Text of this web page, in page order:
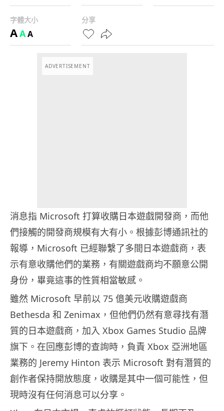
字體大小
AAA
分享
ADVERTISEMENT
消息指 Microsoft 打算收購日本遊戲開發商，而他
們接觸的開發商規模有大有小。根據彭博通訊社的
報導，Microsoft 已經聯繫了多間日本遊戲商，表
示有意收購他們的業務，有關遊戲商均不願意公開
身份，畢竟這事的性質相當敏感。
雖然 Microsoft 早前以 75 億美元收購遊戲商
Bethesda 和 Zenimax，但他們仍然有意尋找有潛
質的日本遊戲商，加入 Xbox Games Studio 品牌
旗下。在回應彭博的查詢時，負責 Xbox 亞洲地區
業務的 Jeremy Hinton 表示 Microsoft 對有潛質的
創作者保持開放態度，收購是其中一個可能性，但
現時沒有任何消息可以分享。